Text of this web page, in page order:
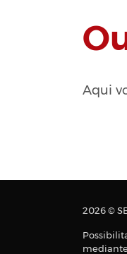
Aqui
2026 ©